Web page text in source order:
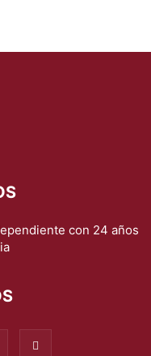
con 24 años